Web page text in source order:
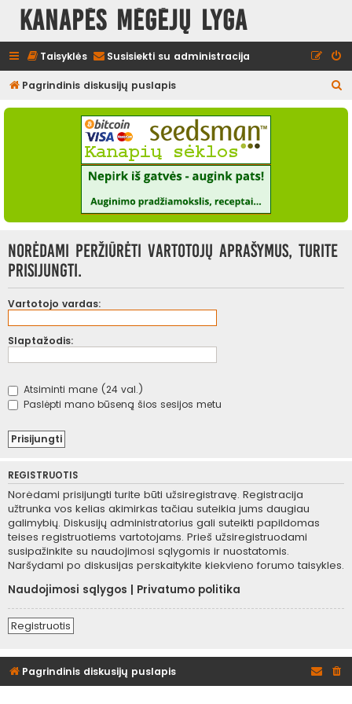
Kanapės mėgėjų lyga
Taisyklės Susisiekti su administracija
Pagrindinis diskusijų puslapis
e
Norėdami peržiūrėti vartotojų aprašymus, turite
prisijungti.
Vartotojo vardas:
Slaptažodis:
Atsiminti mane (24 val.)
Paslėpti mano būseną šios sesijos metu
REGISTRUOTIS
Norėdami prisijungti turite būti užsiregistravę. Registracija
užtrunka vos kelias akimirkas tačiau suteikia jums daugiau
galimybių. Diskusijų administratorius gali suteikti papildomas
teises registruotiems vartotojams. Prieš užsiregistruodami
susipažinkite su naudojimosi sąlygomis ir nuostatomis.
Naršydami po diskusijas perskaitykite kiekvieno forumo taisykles.
Naudojimosi sąlygos
Privatumo politika
Registruotis
Pagrindinis diskusijų puslapis